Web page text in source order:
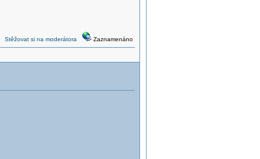
Stěžovat si na moderátora Zaznamenáno